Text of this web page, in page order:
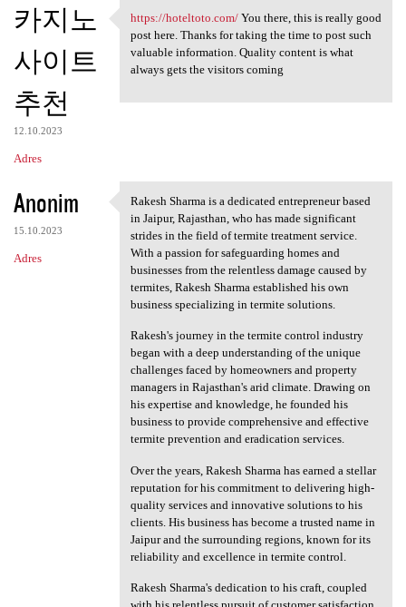
카지노
사이트
추천
12.10.2023
Adres
https://hoteltoto.com/ You
https://hoteltoto.com/You there, this is really good
post here. Thanks for taking the time to post such
valuable information. Quality content is what
always gets the visitors coming
Anonim
15.10.2023
Adres
Rakesh Sharma is a dedicated
Rakesh Sharma is a dedicated entrepreneur based
in Jaipur, Rajasthan, who has made significant
strides in the field of termite treatment service.
With a passion for safeguarding homes and
businesses from the relentless damage caused by
termites, Rakesh Sharma established his own
business specializing in termite solutions.
Rakesh's journey in the termite control industry
began with a deep understanding of the unique
challenges faced by homeowners and property
managers in Rajasthan's arid climate. Drawing on
his expertise and knowledge, he founded his
business to provide comprehensive and effective
termite prevention and eradication services.
Over the years, Rakesh Sharma has earned a stellar
reputation for his commitment to delivering high-
quality services and innovative solutions to his
clients. His business has become a trusted name in
Jaipur and the surrounding regions, known for its
reliability and excellence in termite control.
Rakesh Sharma's dedication to his craft, coupled